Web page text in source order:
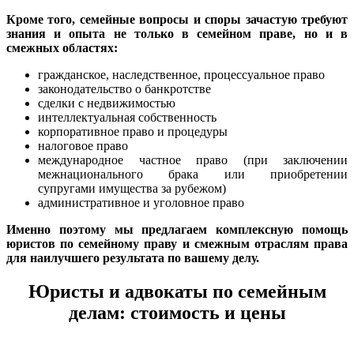
Кроме того, семейные вопросы и споры зачастую требуют
знания и опыта не только в семейном праве, но и в
смежных областях:
гражданское, наследственное, процессуальное право
законодательство о банкротстве
сделки с недвижимостью
интеллектуальная собственность
корпоративное право и процедуры
налоговое право
международное частное право (при заключении
межнационального брака или приобретении
супругами имущества за рубежом)
административное и уголовное право
Именно поэтому мы предлагаем комплексную помощь
юристов по семейному праву и смежным отраслям права
для наилучшего результата по вашему делу.
Юристы и адвокаты по семейным
делам: стоимость и цены